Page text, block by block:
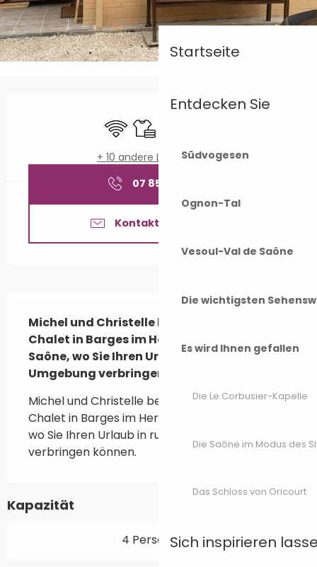
Startseite
Entdecken Sie
Südvogesen
Ognon-Tal
Vesoul-Val de Saône
Die wichtigsten
Es wird Ihnen gefallen
Die Le Corbusier-Kapelle
Die Saône im Modus des
Das Schloss von Oricourt
Sich inspirieren
Öffnungszeiten & Kontaktdaten
Wi-Fi Bettwäsche und Laken
+ 10 andere Leistung(en)
07 85 85 34
Kontaktieren Sie uns
Michel und Christelle begrüßen Sie in ihrem
Chalet in Barges im Herzen der Haute-
Saône, wo Sie Ihren Urlaub in ruhiger
Umgebung verbringen können.
Michel und Christelle begrüßen Sie in ihrem
Chalet in Barges im Herzen der Haute-Saône,
wo Sie Ihren Urlaub in ruhiger Umgebung
verbringen können.
Kapazität
4 Person(en)